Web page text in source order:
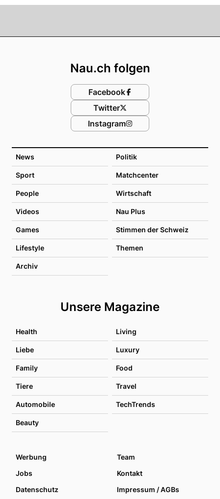
News Politik
Sport Matchcenter
People Wirtschaft
Videos Nau Plus
Games Stimmen der Schweiz
Lifestyle Themen
Archiv
Unsere Magazine
Health Living
Liebe Luxury
Family Food
Tiere Travel
Automobile TechTrends
Beauty
Nau.ch folgen
Facebook
Twitter
Instagram
Werbung
Team
Jobs
Kontakt
Datenschutz
Impressum / AGBs